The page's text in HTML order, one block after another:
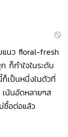
แนว floral-fresh
ก็ทำใจในระดับ
เป็นหนึ่งในตัวที่
เน้นอัดหลายๆส
ซื้อต่อแล้ว